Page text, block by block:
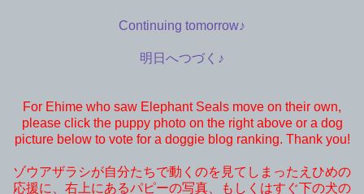
Continuing tomorrow♪
明日へつづく♪
For Ehime who saw Elephant Seals move on their own,
please click the puppy photo on the right above or a dog
picture below to vote for a doggie blog ranking. Thank you!
ゾウアザラシが自分たちで動くのを見てしまったえひめの
応援に、右上にあるパピーの写真、もしくはすぐ下の犬の